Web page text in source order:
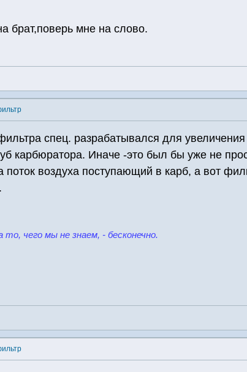
брат,поверь мне на слово.
спец. разрабатывался для увеличения
карбюратора. Иначе -это был бы уже не
поток воздуха поступающий в карб, а вот
чего мы не знаем, - бесконечно.